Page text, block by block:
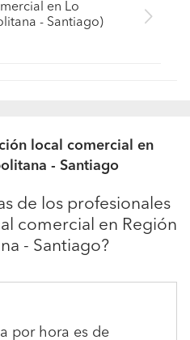
en Lo
- Santiago)
local comercial en
- Santiago
de los profesionales
comercial en Región
- Santiago?
por hora es de